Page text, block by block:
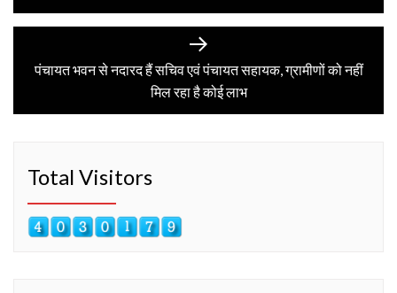
Next
post:
पंचायत भवन से नदारद हैं सचिव एवं पंचायत सहायक, ग्रामीणों को नहीं
मिल रहा है कोई लाभ
Total Visitors